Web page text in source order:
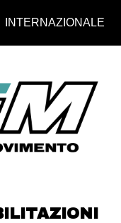
INTERNAZIONALE